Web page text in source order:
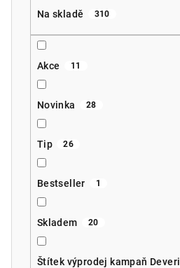
Na skladě 310
Akce 11
Novinka 28
Tip 26
Bestseller 1
Skladem 20
Štítek výprodej kampaň Deveri